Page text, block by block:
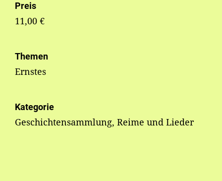
Preis
11,00 €
Themen
Ernstes
Kategorie
Geschichtensammlung, Reime und Lieder